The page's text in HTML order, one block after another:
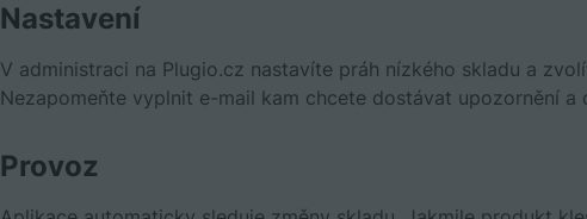
Nastavení
V administraci na Plugio.cz nastavíte práh nízkého skladu a
Nezapomeňte vyplnit e-mail kam chcete dostávat upozornění a
Provoz